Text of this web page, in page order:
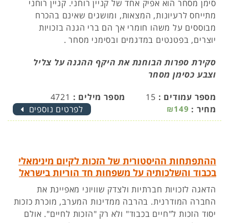
סימן מסחר הוא אפיק אחד של קניין רוחני. קניין רוחני
מתייחס לרעיונות, המצאות, ומושגים שאינם בהכרח
מבוססים על משהו חומרי אך הם ברי הגנה בזכויות
יוצרים, בפטנטים במדגמים ובסימני מסחר .
סקירת ספרות הבוחנת את היקף ההגנה על צליל
וצבע כסימן מסחר
מספר עמודים : 15 מספר מילים : 4721
מחיר : ₪149 לפרטים נוספים
ההתפתחות ההיסטורית של הזכות לקיום מינימאלי
בכבוד והשלכותיה על משפחות חד הוריות בישראל
הדאגה לזכויות חברתיות ולצדק שוויוני מאפיינת את
החברה המודרנית. בהרבה ממדינות המערב, מוכרת כזכות
יסוד הזכות ל"חיים בכבוד" ולא רק "הזכות לחיים". אולם